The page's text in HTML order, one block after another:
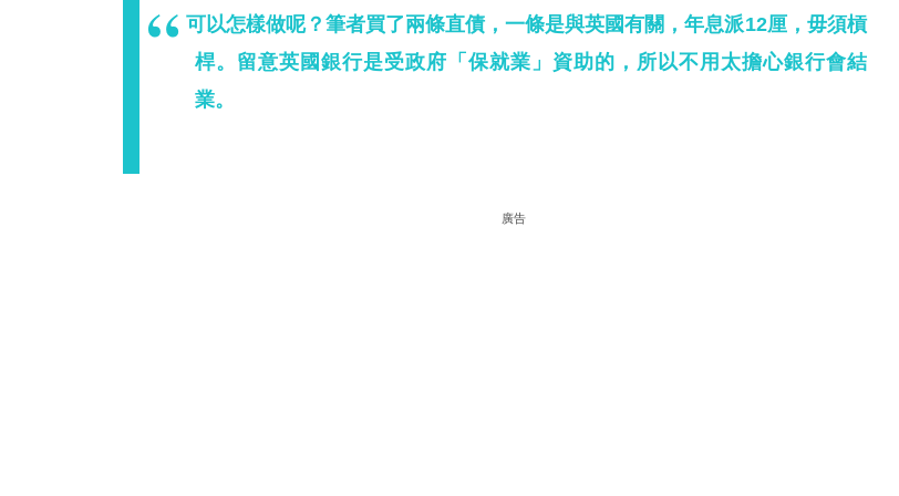
可以怎樣做呢？筆者買了兩條直債，一條是與英國有關，年息派12厘，毋須槓
桿。留意英國銀行是受政府「保就業」資助的，所以不用太擔心銀行會結
業。
廣告